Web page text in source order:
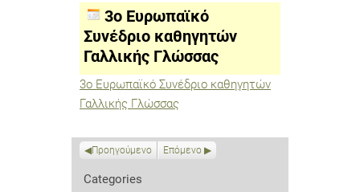
καθηγητών
Γαλλικής
Γλώσσας
3ο Ευρωπαϊκό
Συνέδριο καθηγητών
Γαλλικής Γλώσσας
3ο Ευρωπαϊκό Συνέδριο καθηγητών
Γαλλικής Γλώσσας
Προηγούμενο Επόμενο
Categories